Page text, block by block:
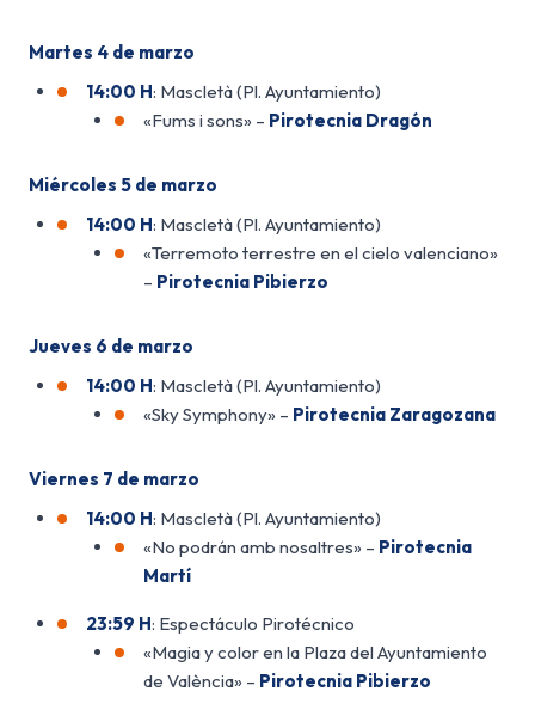
Martes 4 de marzo
14:00 H: Mascletà (Pl. Ayuntamiento)
«Fums i sons» – Pirotecnia Dragón
Miércoles 5 de marzo
14:00 H: Mascletà (Pl. Ayuntamiento)
«Terremoto terrestre en el cielo valenciano»
– Pirotecnia Pibierzo
Jueves 6 de marzo
14:00 H: Mascletà (Pl. Ayuntamiento)
«Sky Symphony» – Pirotecnia Zaragozana
Viernes 7 de marzo
14:00 H: Mascletà (Pl. Ayuntamiento)
«No podrán amb nosaltres» – Pirotecnia
Martí
23:59 H: Espectáculo Pirotécnico
«Magia y color en la Plaza del Ayuntamiento
de València» – Pirotecnia Pibierzo